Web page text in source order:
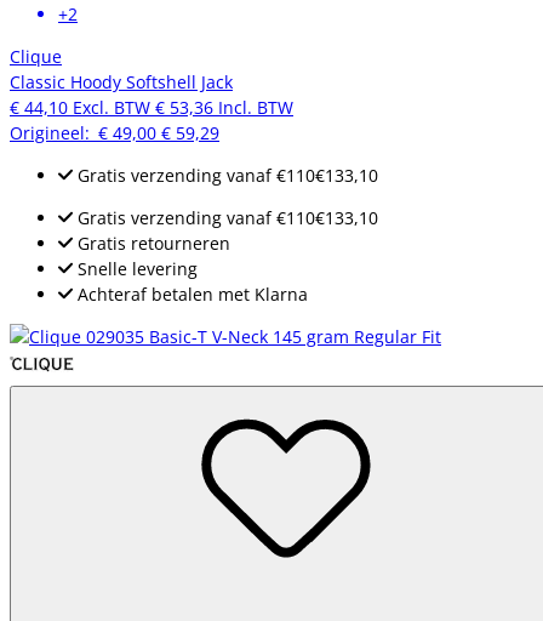
+2
Clique
Classic Hoody Softshell Jack
€ 44,10 Excl. BTW € 53,36 Incl. BTW
Origineel: € 49,00 € 59,29
Gratis verzending vanaf€110€133,10
Gratis verzending vanaf€110€133,10
Gratis retourneren
Snelle levering
Achteraf betalen met Klarna